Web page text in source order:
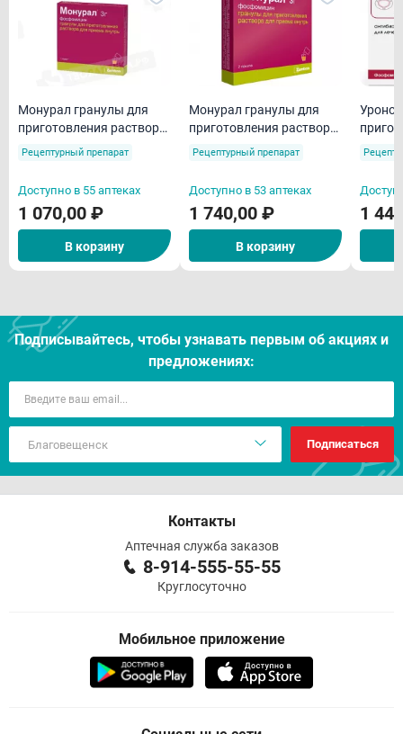
Монурал гранулы для
приготовления раствора
для приема внутрь 3 г
Рецептурный препарат
Доступно в 55 аптеках
1 070,00 ₽
В корзину
Монурал гранулы для
приготовления раствора
для приема внутрь 3 г N2
Рецептурный препарат
Доступно в 53 аптеках
1 740,00 ₽
В корзину
для
1
Подписывайтесь, чтобы узнавать первым об акцияx и
предложениях:
Подписаться
Контакты
Аптечная служба заказов
8-914-555-55-55
Круглосуточно
Мобильное приложение